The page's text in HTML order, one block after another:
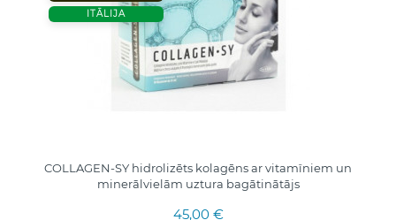
ITĀLIJA
COLLAGEN-SY hidrolizēts kolagēns ar vitamīniem un
minerālvielām uztura bagātinātājs
45,00 €